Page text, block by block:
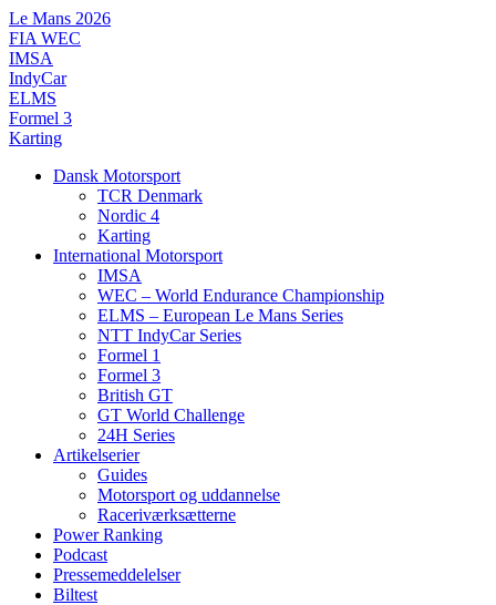
Videre
til
indhold
Le Mans 2026
FIA WEC
IMSA
IndyCar
ELMS
Formel 3
Karting
Dansk Motorsport
TCR Denmark
Nordic 4
Karting
International Motorsport
IMSA
WEC – World Endurance Championship
ELMS – European Le Mans Series
NTT IndyCar Series
Formel 1
Formel 3
British GT
GT World Challenge
24H Series
Artikelserier
Guides
Motorsport og uddannelse
Raceriværksætterne
Power Ranking
Podcast
Pressemeddelelser
Biltest